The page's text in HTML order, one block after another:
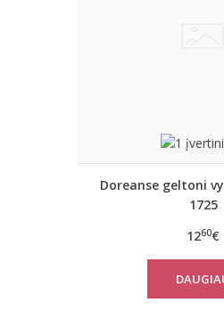
Doreanse geltoni
1725
1260€